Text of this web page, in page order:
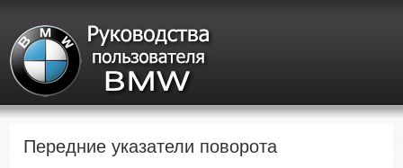
Передние указатели поворота